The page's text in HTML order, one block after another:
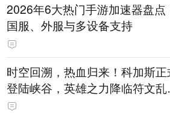
2026年6大热门手游加速器盘点
国服、外服与多设备支持
时空回溯，热血归来！科加斯
登陆峡谷，英雄之力降临符文乱
斗！